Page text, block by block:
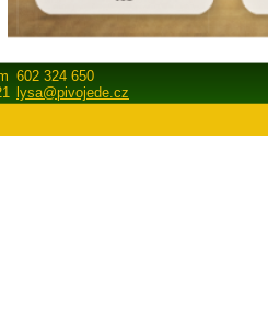
602 324 650
lysa@pivojede.cz